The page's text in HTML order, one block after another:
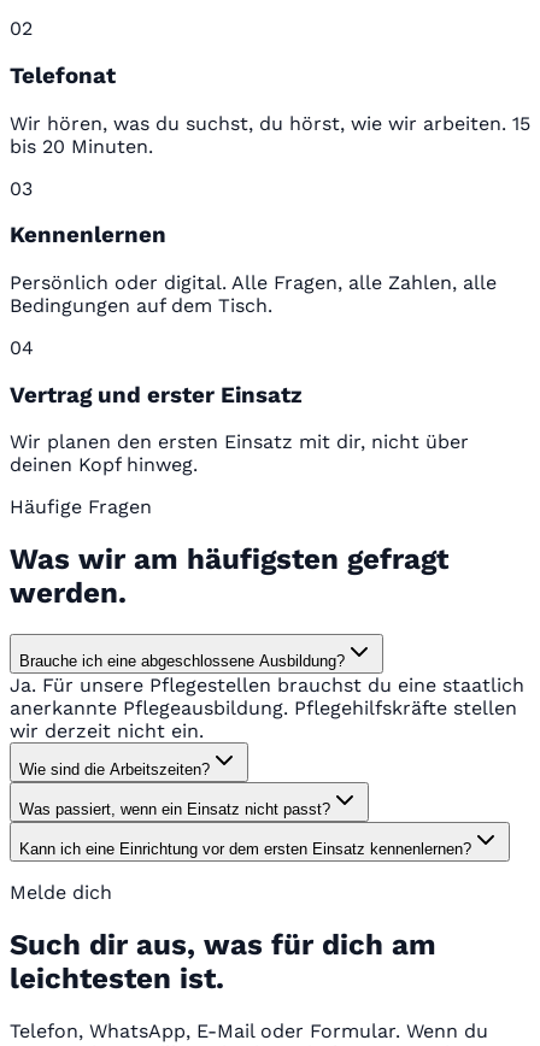
02
Telefonat
Wir hören, was du suchst, du hörst, wie wir arbeiten. 15
bis 20 Minuten.
03
Kennenlernen
Persönlich oder digital. Alle Fragen, alle Zahlen, alle
Bedingungen auf dem Tisch.
04
Vertrag und erster Einsatz
Wir planen den ersten Einsatz mit dir, nicht über
deinen Kopf hinweg.
Häufige Fragen
Was wir am häufigsten gefragt
werden.
Brauche ich eine abgeschlossene Ausbildung?
Ja. Für unsere Pflegestellen brauchst du eine staatlich
anerkannte Pflegeausbildung. Pflegehilfskräfte stellen
wir derzeit nicht ein.
Wie sind die Arbeitszeiten?
Was passiert, wenn ein Einsatz nicht passt?
Kann ich eine Einrichtung vor dem ersten Einsatz kennenlernen?
Melde dich
Such dir aus, was für dich am
leichtesten ist.
Telefon, WhatsApp, E-Mail oder Formular. Wenn du